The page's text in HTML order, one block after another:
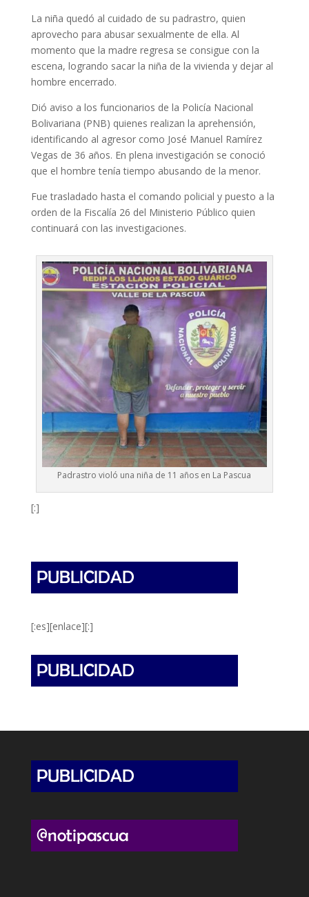
La niña quedó al cuidado de su padrastro, quien
aprovecho para abusar sexualmente de ella. Al
momento que la madre regresa se consigue con la
escena, logrando sacar la niña de la vivienda y dejar al
hombre encerrado.
Dió aviso a los funcionarios de la Policía Nacional
Bolivariana (PNB) quienes realizan la aprehensión,
identificando al agresor como José Manuel Ramírez
Vegas de 36 años. En plena investigación se conoció
que el hombre tenía tiempo abusando de la menor.
Fue trasladado hasta el comando policial y puesto a la
orden de la Fiscalía 26 del Ministerio Público quien
continuará con las investigaciones.
Padrastro violó una niña de 11 años en La Pascua
[:]
[:es][enlace][:]